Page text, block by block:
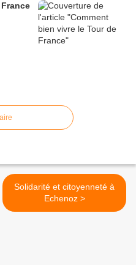
Solidarité et citoyenneté à
Echenoz >